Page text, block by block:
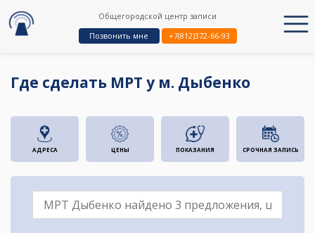
Общегородской центр записи
Позвонить мне
+7(812)372-66-93
Где сделать МРТ у м. Дыбенко
АДРЕСА ЦЕНЫ ПОКАЗАНИЯ СРОЧНАЯ ЗАПИСЬ